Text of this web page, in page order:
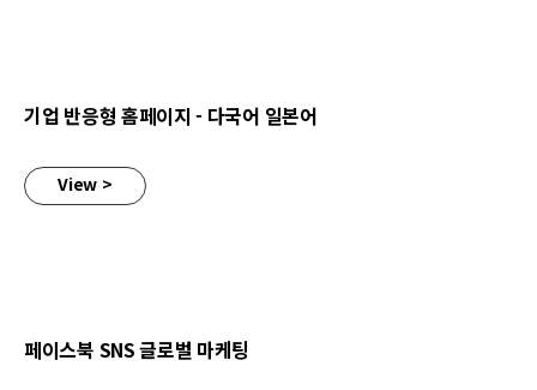
기업 반응형 홈페이지 - 다국어 일본어
View >
페이스북 SNS 글로벌 마케팅